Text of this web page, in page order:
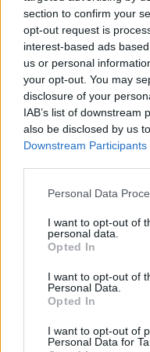
section to confirm your
opt-out request is
interest-based ads
us or personal
your opt-out. You may
disclosure of your
IAB’s list of downstream
also be disclosed by us
Downstream Participants
Personal Data
I want to opt-out of
personal data.
Opted In
I want to opt-out of
Personal Data.
Opted In
I want to opt-out of
Personal Data for
Πειθαρχικός
κυρώσεις με
πλήρη
Η έρευνα των
μηνύματα από
οποία φανερώνουν
αγώνων μέσω
μαζί με τις
αποτελούν το
διώξεων και
Ο πρόεδρος της
Μπαλτάκος
αθλητικοί
της Sportradar.